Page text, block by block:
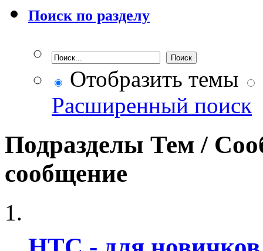
Поиск по разделу
Отобразить темы
Расширенный поиск
Подразделы Тем /
сообщение